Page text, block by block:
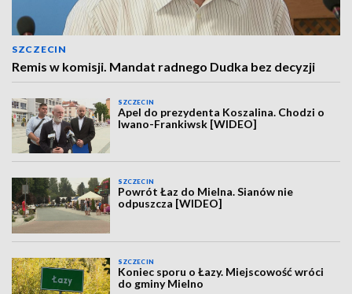
SZCZECIN
Remis w komisji. Mandat radnego Dudka bez decyzji
SZCZECIN
Apel do prezydenta Koszalina. Chodzi o
Iwano-Frankiwsk [WIDEO]
SZCZECIN
Powrót Łaz do Mielna. Sianów nie
odpuszcza [WIDEO]
SZCZECIN
Koniec sporu o Łazy. Miejscowość wróci
do gminy Mielno